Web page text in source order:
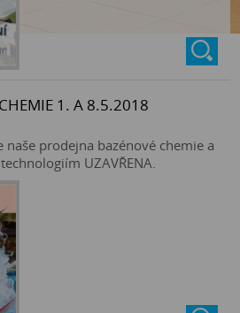
1. A 8.5.2018
naše prodejna bazénové chemie a
UZAVŘENA.